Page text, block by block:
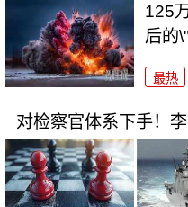
125
后的
最热
对检察官体系下手！